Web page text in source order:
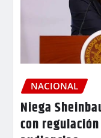
NACIONAL
Niega
con